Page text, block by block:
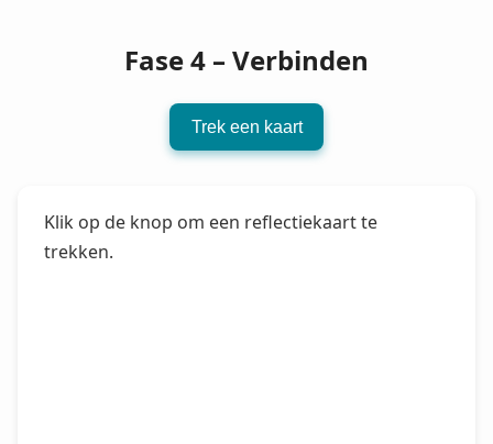
Fase 4 – Verbinden
Trek een kaart
Klik op de knop om een reflectiekaart te
trekken.